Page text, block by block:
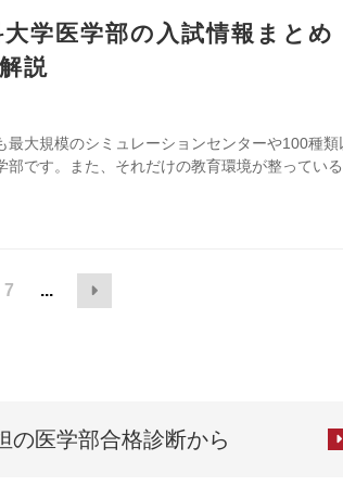
学医学部の入試情報まとめ
説
大規模のシミュレーションセンターや100種類
です。また、それだけの教育環境が整ってい
7 ...
の医学部合格診断から